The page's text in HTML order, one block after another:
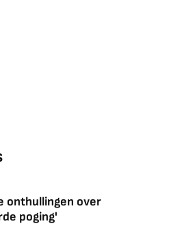
onthullingen over
poging'